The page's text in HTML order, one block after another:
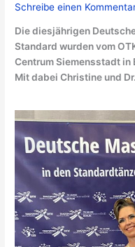
Schreibe einen
Die diesjährigen
Standard wurden vom
Centrum Siemensstadt in
Mit dabei Christine und